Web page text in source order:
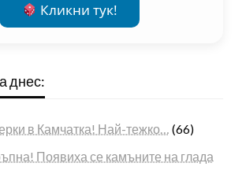
Кликни тук!
днес:
в Камчатка! Най-тежко… (66)
Появиха се камъните на глада